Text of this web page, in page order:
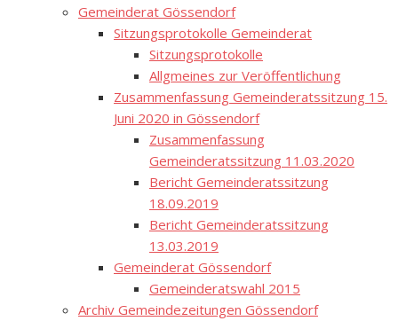
Gemeinderat Gössendorf
Sitzungsprotokolle Gemeinderat
Sitzungsprotokolle
Allgmeines zur Veröffentlichung
Zusammenfassung Gemeinderatssitzung 15.
Juni 2020 in Gössendorf
Zusammenfassung
Gemeinderatssitzung 11.03.2020
Bericht Gemeinderatssitzung
18.09.2019
Bericht Gemeinderatssitzung
13.03.2019
Gemeinderat Gössendorf
Gemeinderatswahl 2015
Archiv Gemeindezeitungen Gössendorf